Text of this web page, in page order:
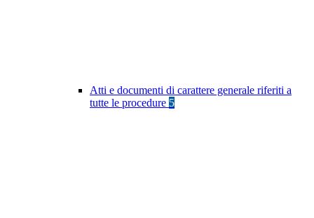
Atti e documenti di carattere generale riferiti a
tutte le procedure 5